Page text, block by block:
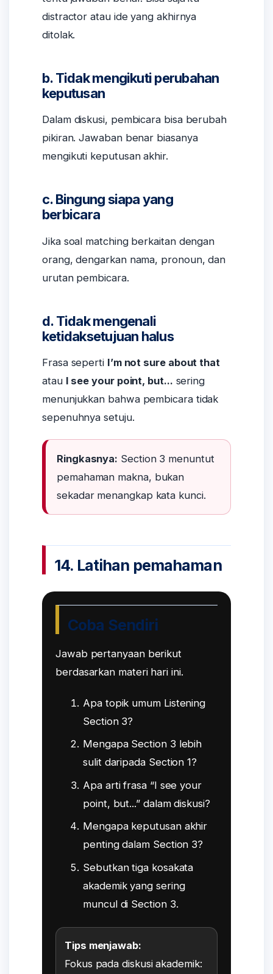
distractor atau ide yang akhirnya
ditolak.
b. Tidak mengikuti perubahan
keputusan
Dalam diskusi, pembicara bisa berubah
pikiran. Jawaban benar biasanya
mengikuti keputusan akhir.
c. Bingung siapa yang
berbicara
Jika soal matching berkaitan dengan
orang, dengarkan nama, pronoun, dan
urutan pembicara.
d. Tidak mengenali
ketidaksetujuan halus
Frasa seperti I’m not sure about that
atau I see your point, but... sering
menunjukkan bahwa pembicara tidak
sepenuhnya setuju.
Ringkasnya: Section 3 menuntut
pemahaman makna, bukan
sekadar menangkap kata kunci.
14. Latihan pemahaman
Coba Sendiri
Jawab pertanyaan berikut
berdasarkan materi hari ini.
Apa topik umum Listening
Section 3?
Mengapa Section 3 lebih
sulit daripada Section 1?
Apa arti frasa “I see your
point, but...” dalam diskusi?
Mengapa keputusan akhir
penting dalam Section 3?
Sebutkan tiga kosakata
akademik yang sering
muncul di Section 3.
Tips menjawab:
Fokus pada diskusi akademik: